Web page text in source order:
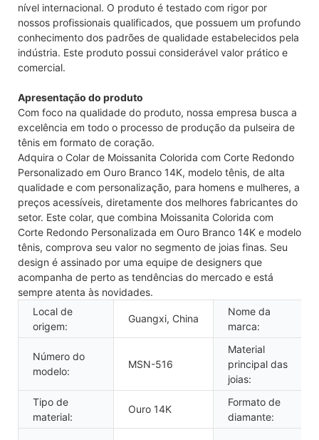
nível internacional. O produto é testado com rigor por
nossos profissionais qualificados, que possuem um profundo
conhecimento dos padrões de qualidade estabelecidos pela
indústria. Este produto possui considerável valor prático e
comercial.
Apresentação do produto
Com foco na qualidade do produto, nossa empresa busca a
excelência em todo o processo de produção da pulseira de
tênis em formato de coração.
Adquira o Colar de Moissanita Colorida com Corte Redondo
Personalizado em Ouro Branco 14K, modelo tênis, de alta
qualidade e com personalização, para homens e mulheres, a
preços acessíveis, diretamente dos melhores fabricantes do
setor. Este colar, que combina Moissanita Colorida com
Corte Redondo Personalizada em Ouro Branco 14K e modelo
tênis, comprova seu valor no segmento de joias finas. Seu
design é assinado por uma equipe de designers que
acompanha de perto as tendências do mercado e está
sempre atenta às novidades.
Local de
origem:
Guangxi, China
Nome da
marca:
Número do
modelo:
MSN-516
Material
principal das
joias:
Tipo de
material:
Ouro 14K
Formato de
diamante: